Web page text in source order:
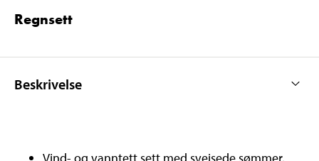
Regnsett
Beskrivelse
Vind- og vanntett sett med sveisede sømmer.